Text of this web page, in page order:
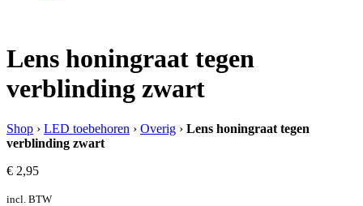
Lens honingraat tegen
verblinding zwart
Shop › LED toebehoren › Overig › Lens honingraat tegen
verblinding zwart
€ 2,95
incl. BTW